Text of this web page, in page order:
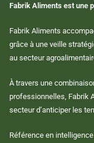
Fabrik Aliments est une
Fabrik Aliments
grâce à une veille
au secteur
À travers une
professionnelles, Fabrik
secteur d’anticiper les
Référence en